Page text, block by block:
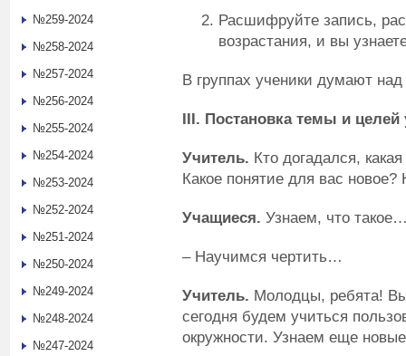
Расшифруйте запись,
возрастания, и вы
В группах ученики думают
III. Постановка темы и целей
Учитель. Кто догадался,
Какое понятие для вас
Учащиеся. Узнаем, что
– Научимся чертить…
Учитель. Молодцы, ребята!
сегодня будем учиться
окружности. Узнаем еще
№259-2024
№258-2024
№257-2024
№256-2024
№255-2024
№254-2024
№253-2024
№252-2024
№251-2024
№250-2024
№249-2024
№248-2024
№247-2024